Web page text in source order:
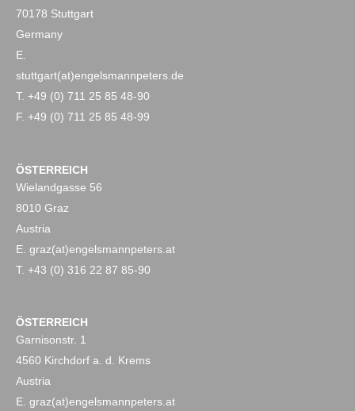
70178 Stuttgart
Germany
E.
stuttgart(at)engelsmannpeters.de
T. +49 (0) 711 25 85 48-90
F. +49 (0) 711 25 85 48-99
ÖSTERREICH
Wielandgasse 56
8010 Graz
Austria
E. graz(at)engelsmannpeters.at
T. +43 (0) 316 22 87 85-90
ÖSTERREICH
Garnisonstr. 1
4560 Kirchdorf a. d. Krems
Austria
E. graz(at)engelsmannpeters.at